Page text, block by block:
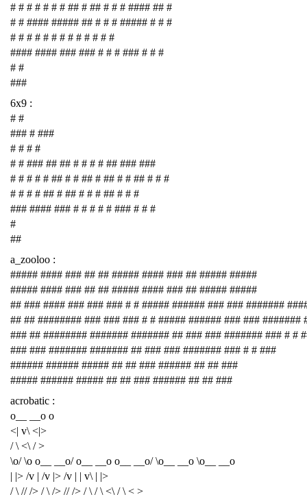
# # # # # # # ## # ## # # # #### ## #
# # #### ##### ## # # # ##### # # #
# # # # # # # # # # # # #
#### #### ### ### # # # ### # # #
# #
###
6x9 :
# #
### # ###
# # # #
# # ### ## ## # # # # ## ### ###
# # # # # ## # # ## # ## # # ## # # #
# # # # ## # ## # # # ## # # #
### #### ### # # # # # ### # # #
#
##
a_zooloo :
##### #### ### ## ## ##### #### ### ## ##### #####
##### #### ### ## ## ##### #### ### ## ##### #####
## ### #### ### ### ### # # ##### ###### ### ### #######
## ## ######## ### ### ### # # ##### ###### ### ### #######
### ## ######## ####### ####### ## ### ### ####### ### # #
### ### ####### ####### ## ### ### ####### ### # # ###
###### ###### ##### ## ## ### ###### ## ## ###
##### ###### ##### ## ## ### ###### ## ## ###
acrobatic :
o__ __o o
<| v\ <|>
/ \ <\ / >
\o/ \o o__ __o/ o__ __o o__ __o/ \o__ __o \o__ __o
| |> /v | /v |> /v | | v\ | |>
/ \ // /> / \ /> // /> / \ / \ <\ / \ < >